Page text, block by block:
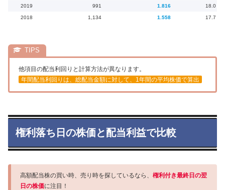
2019 991 1.816 18.0
2018 1,134 1.558 17.7
他項目の配当利回りと計算方法が異なります。
年間配当利回りは、総配当金額に対して、1年間の平均株価で算出
権利落ち日の株価と配当利益で比較
高額配当株の買い時、売り時を探しているなら、 権利付き最終日の翌
日の株価に注目！